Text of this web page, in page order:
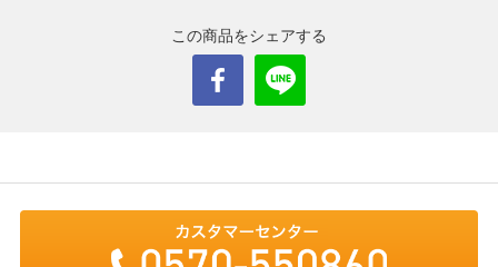
この商品をシェアする